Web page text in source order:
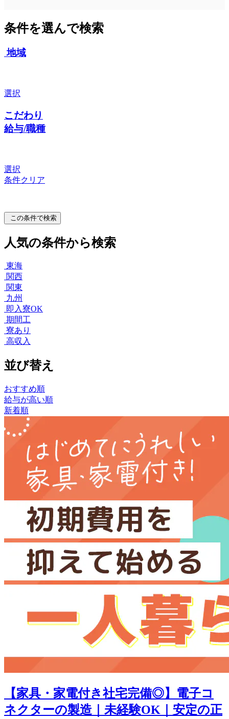
条件を選んで検索
地域
選択
こだわり
給与/職種
選択
条件クリア
この条件で検索
人気の条件から検索
東海
関西
関東
九州
即入寮OK
期間工
寮あり
高収入
並び替え
おすすめ順
給与が高い順
新着順
【家具・家電付き社宅完備◎】電子コ
ネクターの製造｜未経験OK｜安定の正